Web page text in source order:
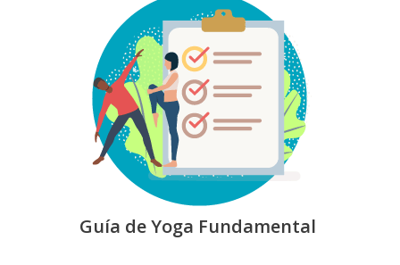
Guía de Yoga Fundamental